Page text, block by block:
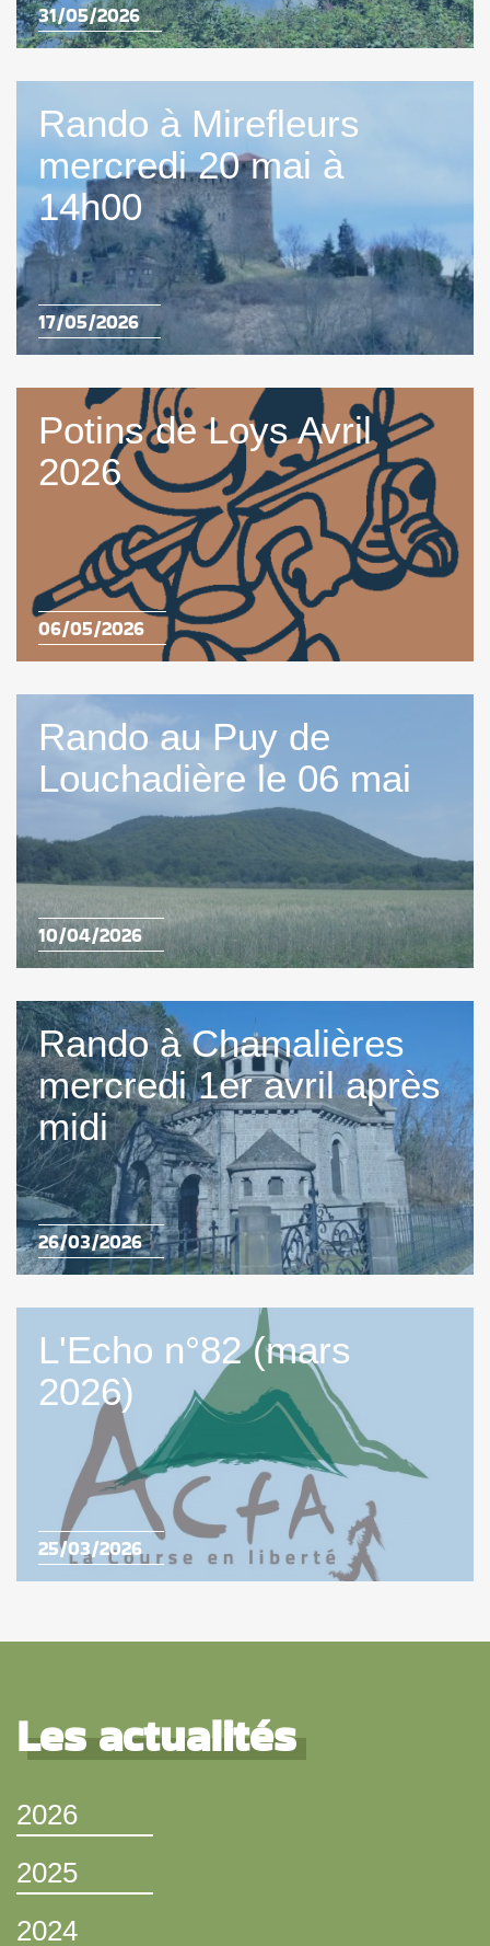
31/05/2026
Rando à Mirefleurs
mercredi 20 mai à
14h00
17/05/2026
Potins de Loys Avril
2026
06/05/2026
Rando au Puy de
Louchadière le 06 mai
10/04/2026
Rando à Chamalières
mercredi 1er avril après
midi
26/03/2026
L'Echo n°82 (mars
2026)
25/03/2026
Les actualités
2026
2025
2024